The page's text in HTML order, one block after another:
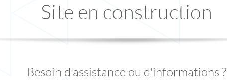
Site en construction
Besoin d'assistance ou d'informations ?